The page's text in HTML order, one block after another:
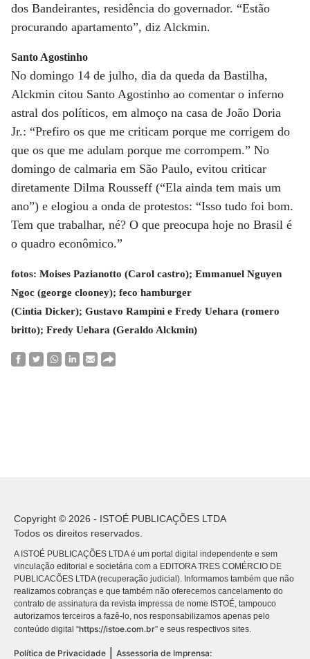
dos Bandeirantes, residência do governador. “Estão
procurando apartamento”, diz Alckmin.
Santo Agostinho
No domingo 14 de julho, dia da queda da Bastilha,
Alckmin citou Santo Agostinho ao comentar o inferno
astral dos políticos, em almoço na casa de João Doria
Jr.: “Prefiro os que me criticam porque me corrigem do
que os que me adulam porque me corrompem.” No
domingo de calmaria em São Paulo, evitou criticar
diretamente Dilma Rousseff (“Ela ainda tem mais um
ano”) e elogiou a onda de protestos: “Isso tudo foi bom.
Tem que trabalhar, né? O que preocupa hoje no Brasil é
o quadro econômico.”
fotos: Moises Pazianotto (Carol castro); Emmanuel Nguyen
Ngoc (george clooney); feco hamburger
(Cintia Dicker); Gustavo Rampini e Fredy Uehara (romero
britto); Fredy Uehara (Geraldo Alckmin)
Copyright © 2026 - ISTOÉ PUBLICAÇÕES LTDA
Todos os direitos reservados.
A ISTOÉ PUBLICAÇÕES LTDA é um portal digital independente e sem
vinculação editorial e societária com a EDITORA TRES COMÉRCIO DE
PUBLICACÕES LTDA (recuperação judicial). Informamos também que não
realizamos cobranças e que também não oferecemos cancelamento do
contrato de assinatura da revista impressa de nome ISTOÉ, tampouco
autorizamos terceiros a fazê-lo, nos responsabilizamos apenas pelo
conteúdo digital “https://istoe.com.br” e seus respectivos sites.
Política de Privacidade | Assessoria de Imprensa: